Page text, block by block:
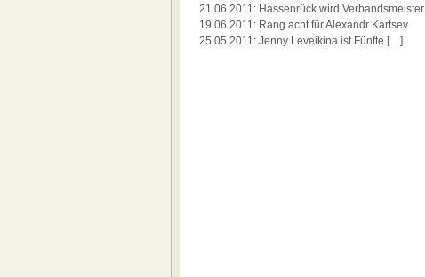
21.06.2011: Hassenrück wird Verbandsmeister
19.06.2011: Rang acht für Alexandr Kartsev
25.05.2011: Jenny Leveikina ist Fünfte […]